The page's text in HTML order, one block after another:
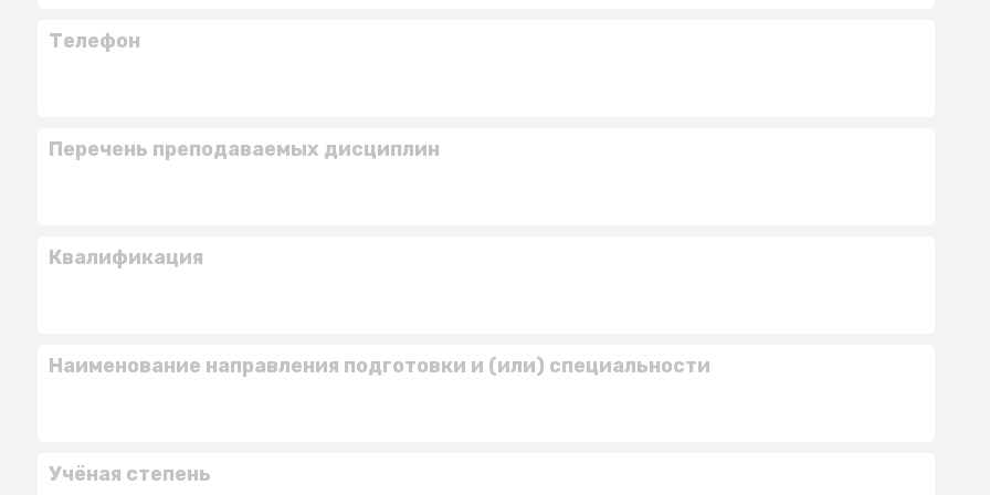
Телефон
Перечень преподаваемых дисциплин
Квалификация
Наименование направления подготовки и (или) специальности
Учёная степень